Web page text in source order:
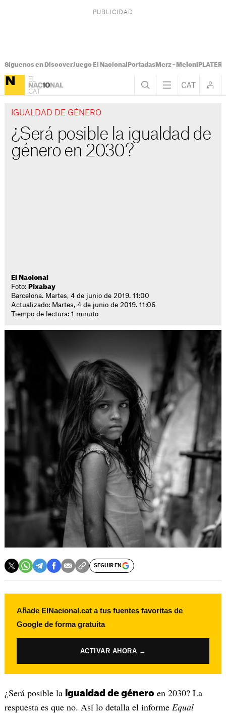
Síguenos en DiscoverJuego El Nacional PortadasMerz - Meloni
IGUALDAD DE GÉNERO
¿Será posible la igualdad de
género en 2030?
El Nacional
Foto: Pixabay
Barcelona. Martes, 4 de junio de 2019. 11:00
Actualizado: Martes, 4 de junio de 2019. 11:06
Tiempo de lectura: 1 minuto
SEGUIR EN
Añade ElNacional.cat a tus fuentes favoritas de
Google de forma gratuita
ACTIVAR AHORA →
¿Será posible la igualdad de género en 2030? La
respuesta es que no. Así lo detalla el informe Equal